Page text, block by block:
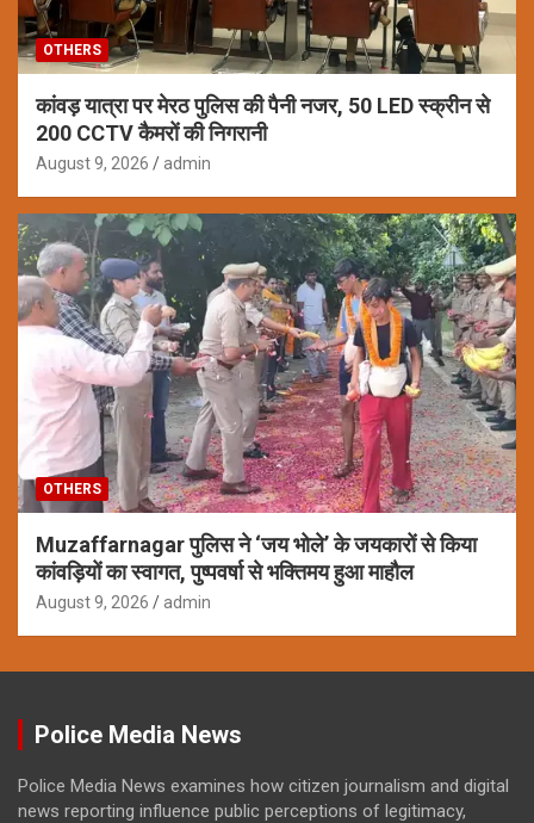
OTHERS
कांवड़ यात्रा पर मेरठ पुलिस की पैनी नजर, 50 LED स्क्रीन से
200 CCTV कैमरों की निगरानी
August 9, 2026 admin
OTHERS
Muzaffarnagar पुलिस ने ‘जय भोले’ के जयकारों से किया
कांवड़ियों का स्वागत, पुष्पवर्षा से भक्तिमय हुआ माहौल
August 9, 2026 admin
Police Media News
Police Media News examines how citizen journalism and digital
news reporting influence public perceptions of legitimacy,